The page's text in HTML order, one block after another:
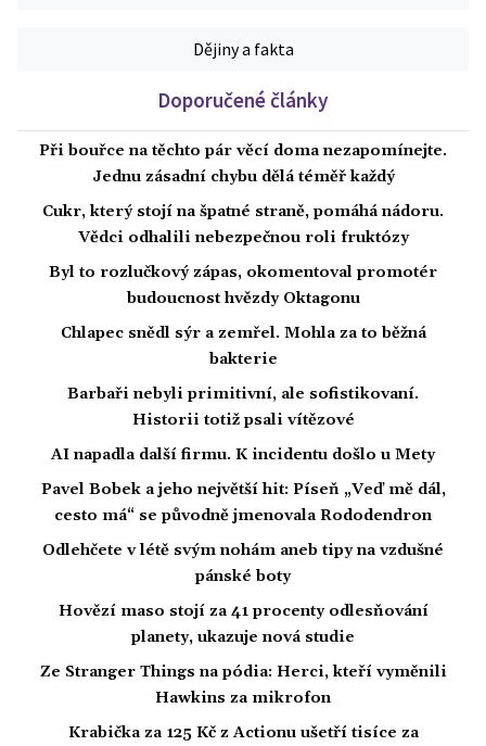
Dějiny a fakta
Doporučené články
Při bouřce na těchto pár věcí doma nezapomínejte.
Jednu zásadní chybu dělá téměř každý
Cukr, který stojí na špatné straně, pomáhá nádoru.
Vědci odhalili nebezpečnou roli fruktózy
Byl to rozlučkový zápas, okomentoval promotér
budoucnost hvězdy Oktagonu
Chlapec snědl sýr a zemřel. Mohla za to běžná
bakterie
Barbaři nebyli primitivní, ale sofistikovaní.
Historii totiž psali vítězové
AI napadla další firmu. K incidentu došlo u Mety
Pavel Bobek a jeho největší hit: Píseň „Veď mě dál,
cesto má“ se původně jmenovala Rododendron
Odlehčete v létě svým nohám aneb tipy na vzdušné
pánské boty
Hovězí maso stojí za 41 procenty odlesňování
planety, ukazuje nová studie
Ze Stranger Things na pódia: Herci, kteří vyměnili
Hawkins za mikrofon
Krabička za 125 Kč z Actionu ušetří tisíce za